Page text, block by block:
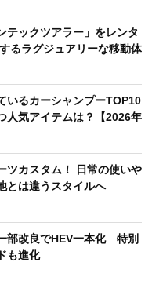
テックツアラー」をレンタ
るラグジュアリーな移動体
いるカーシャンプーTOP10
人気アイテムは？【2026年
ツカスタム！ 日常の使いや
とは違うスタイルへ
部改良でHEV一本化 特別
も進化